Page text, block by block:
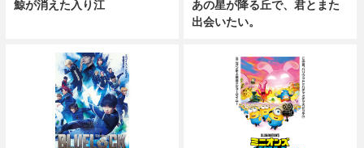
鯨が消えた入り江
あの星が降る丘で、君とまた
出会いたい。